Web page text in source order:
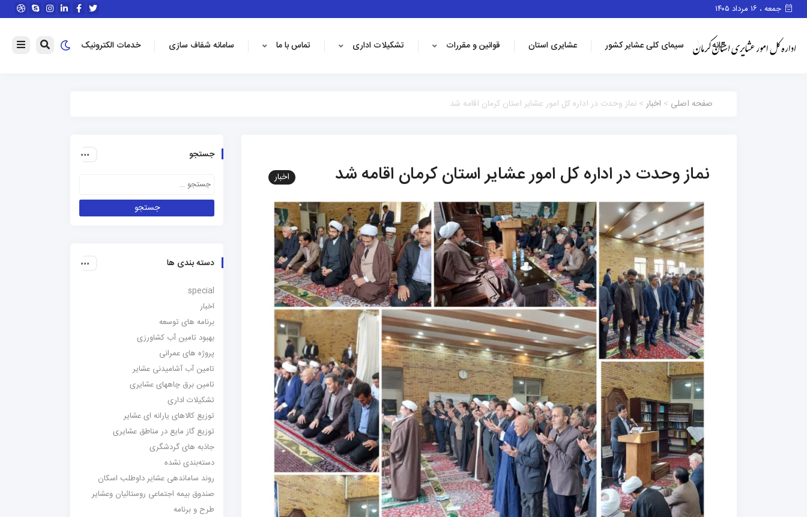
جمعه ، ۱۶ مرداد ۱۴۰۵
خانه سیمای کلی عشایر کشور عشایری استان قوانین و مقررات تشکیلات اداری تماس با ما سامانه شفاف سازی خدمات الکترونیک
صفحه اصلی > اخبار> نماز وحدت در اداره کل امور عشایر استان کرمان اقامه شد
نماز وحدت در اداره کل امور عشایر استان کرمان اقامه شد اخبار
جستجو
دسته بندی ها
special
اخبار
برنامه های توسعه
بهبود تامین آب کشاورزی
پروژه های عمرانی
تامین آب آشامیدنی عشایر
تامین برق چاههای عشایری
تشکیلات اداری
توزیع کالاهای یارانه ای عشایر
توزیع گاز مایع در مناطق عشایری
جاذبه های گردشگری
دسته‌بندی نشده
روند ساماندهی عشایر داوطلب اسکان
صندوق بیمه اجتماعی روستائیان وعشایر
طرح و برنامه